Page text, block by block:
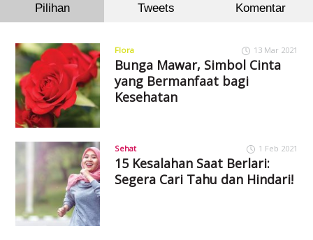
Pilihan Tweets Komentar
Flora 13 Mar 2021
Bunga Mawar, Simbol Cinta
yang Bermanfaat bagi
Kesehatan
Sehat 1 Feb 2021
15 Kesalahan Saat Berlari:
Segera Cari Tahu dan Hindari!